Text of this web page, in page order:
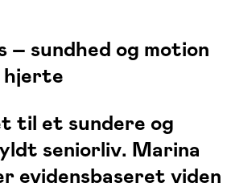
– sundhed og motion
hjerte
til et sundere og
seniorliv. Marina
evidensbaseret viden